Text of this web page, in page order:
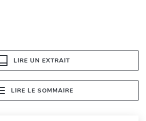
LIRE UN EXTRAIT
LIRE LE SOMMAIRE